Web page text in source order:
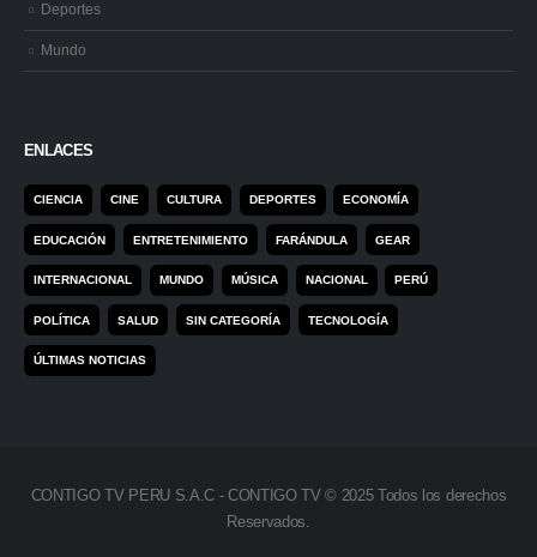
Deportes
Mundo
ENLACES
CIENCIA CINE CULTURA DEPORTES ECONOMÍA
EDUCACIÓN ENTRETENIMIENTO FARÁNDULA GEAR
INTERNACIONAL MUNDO MÚSICA NACIONAL PERÚ
POLÍTICA SALUD SIN CATEGORÍA TECNOLOGÍA
ÚLTIMAS NOTICIAS
CONTIGO TV PERU S.A.C - CONTIGO TV © 2025 Todos los derechos
Reservados.